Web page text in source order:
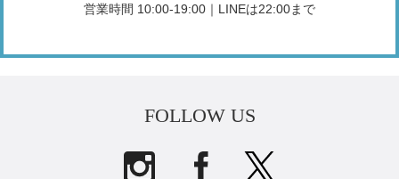
営業時間 10:00-19:00｜LINEは22:00まで
FOLLOW US